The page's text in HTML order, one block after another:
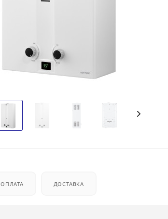
ОПЛАТА ДОСТАВКА